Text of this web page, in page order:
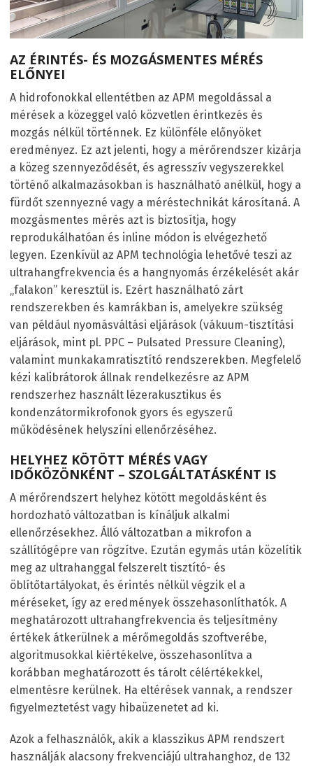
AZ ÉRINTÉS- ÉS MOZGÁSMENTES MÉRÉS
ELŐNYEI
A hidrofonokkal ellentétben az APM megoldással a
mérések a közeggel való közvetlen érintkezés és
mozgás nélkül történnek. Ez különféle előnyöket
eredményez. Ez azt jelenti, hogy a mérőrendszer kizárja
a közeg szennyeződését, és agresszív vegyszerekkel
történő alkalmazásokban is használható anélkül, hogy a
fürdőt szennyezné vagy a méréstechnikát károsítaná. A
mozgásmentes mérés azt is biztosítja, hogy
reprodukálhatóan és inline módon is elvégezhető
legyen. Ezenkívül az APM technológia lehetővé teszi az
ultrahangfrekvencia és a hangnyomás érzékelését akár
„falakon” keresztül is. Ezért használható zárt
rendszerekben és kamrákban is, amelyekre szükség
van például nyomásváltási eljárások (vákuum-tisztítási
eljárások, mint pl. PPC – Pulsated Pressure Cleaning),
valamint munkakamratisztító rendszerekben. Megfelelő
kézi kalibrátorok állnak rendelkezésre az APM
rendszerhez használt lézerakusztikus és
kondenzátormikrofonok gyors és egyszerű
működésének helyszíni ellenőrzéséhez.
HELYHEZ KÖTÖTT MÉRÉS VAGY
IDŐKÖZÖNKÉNT – SZOLGÁLTATÁSKÉNT IS
A mérőrendszert helyhez kötött megoldásként és
hordozható változatban is kínáljuk alkalmi
ellenőrzésekhez. Álló változatban a mikrofon a
szállítógépre van rögzítve. Ezután egymás után közelítik
meg az ultrahanggal felszerelt tisztító- és
öblítőtartályokat, és érintés nélkül végzik el a
méréseket, így az eredmények összehasonlíthatók. A
meghatározott ultrahangfrekvencia és teljesítmény
értékek átkerülnek a mérőmegoldás szoftverébe,
algoritmusokkal kiértékelve, összehasonlítva a
korábban meghatározott és tárolt célértékekkel,
elmentésre kerülnek. Ha eltérések vannak, a rendszer
figyelmeztetést vagy hibaüzenetet ad ki.
Azok a felhasználók, akik a klasszikus APM rendszert
használják alacsony frekvenciájú ultrahanghoz, de 132